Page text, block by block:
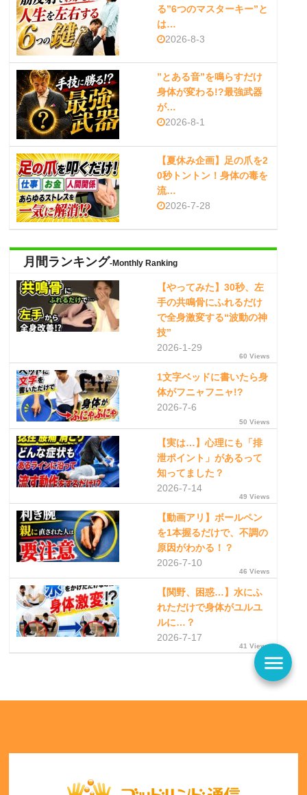
る”6つのマスターキー”と
は…
2026-8-3
”とある音”を鳴らすだけ
身体が変わる!?最強武器
が…
2026-8-1
【夏休み企画】足の爪を2
0秒トントン！身体の毒を
流…
2026-7-28
月間ランキング-Monthly Ranking
【やってみた】30秒、左
手の共鳴骨にふれるだけ
で全身激変する“波動の神
技”
2026-1-29
60 Views
1文字ベッドに書いたら身
体がフニャフニャ!?
2026-7-6
50 Views
【実は…】心理にも「排
泄ポイント」があるって
知ってました？
2026-7-14
49 Views
【動画アリ】ボールペン
を1本握るだけで、不調の
原因がわかる！？
2026-7-10
46 Views
【関野、困惑…】水にふ
れただけで身体がユルユ
ルに…？
2026-7-17
41 Views
menu